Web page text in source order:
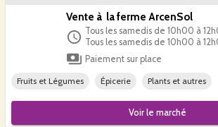
Vente à la ferme ArcenSol
Tous les samedis de 10h00 à
Tous les samedis de 10h00 à
Paiement sur place
Fruits et Légumes Épicerie Plants et autres
Voir le marché